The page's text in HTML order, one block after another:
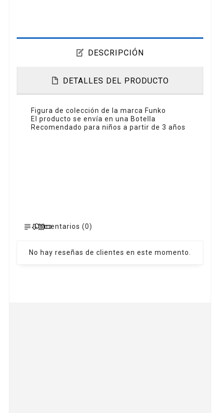
DESCRIPCIÓN
DETALLES DEL PRODUCTO
Figura de colección de la marca Funko
El producto se envía en una Botella
Recomendado para niños a partir de 3 años
Comentarios (0)
No hay reseñas de clientes en este momento.